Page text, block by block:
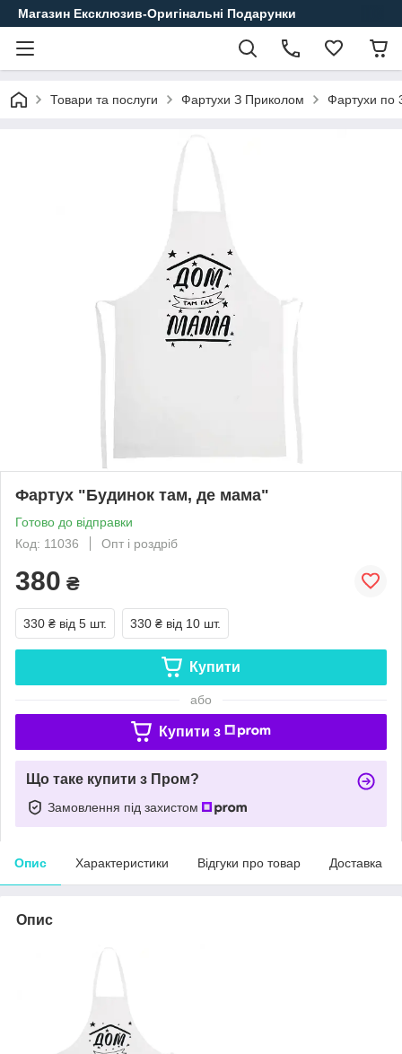
Магазин Ексклюзив-Оригінальні Подарунки
Товари та послуги Фартухи З Приколом Фартухи по
Фартух "Будинок там, де мама"
Готово до відправки
Код: 11036
Опт і роздріб
380 ₴
330 ₴ від 5 шт. 330 ₴ від 10 шт.
Купити
або
Купити з
Що таке купити з Пром?
Замовлення під захистом
Опис Характеристики Відгуки про товар Доставка
Опис